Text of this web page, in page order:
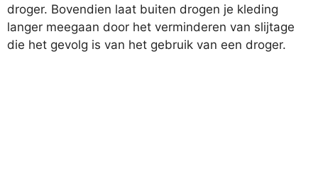
droger. Bovendien laat buiten drogen je kleding
langer meegaan door het verminderen van slijtage
die het gevolg is van het gebruik van een droger.